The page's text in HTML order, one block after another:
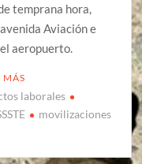
temprana hora,
Aviación e
aeropuerto.
MÁS
laborales
movilizaciones